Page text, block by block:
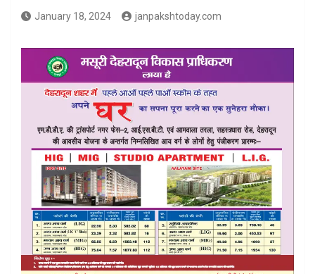
January 18, 2024 janpakshtoday.com